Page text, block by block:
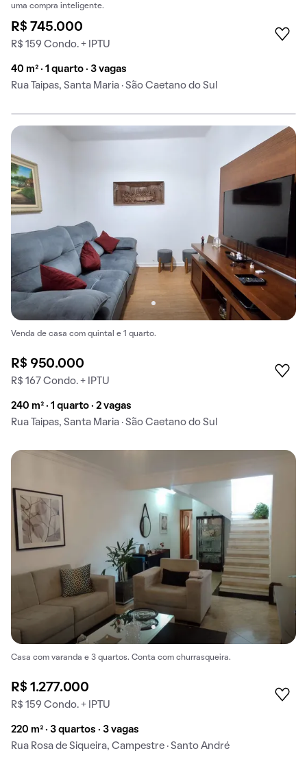
uma compra inteligente.
R$ 745.000
R$ 159 Condo. + IPTU
40 m² · 1 quarto · 3 vagas
Rua Taipas, Santa Maria · São Caetano do Sul
Venda de casa com quintal e 1 quarto.
R$ 950.000
R$ 167 Condo. + IPTU
240 m² · 1 quarto · 2 vagas
Rua Taipas, Santa Maria · São Caetano do Sul
Casa com varanda e 3 quartos. Conta com churrasqueira.
R$ 1.277.000
R$ 159 Condo. + IPTU
220 m² · 3 quartos · 3 vagas
Rua Rosa de Siqueira, Campestre · Santo André